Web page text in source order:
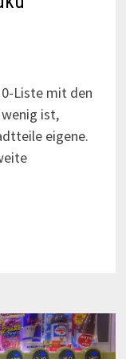
Liste mit den
ist,
eigene.